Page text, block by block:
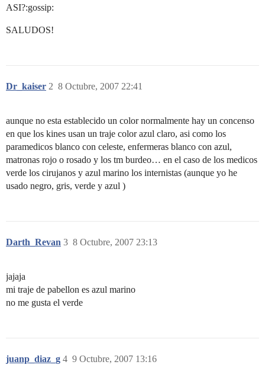
ASI?:gossip:
SALUDOS!
Dr_kaiser 8 Octubre, 2007 22:41
2
aunque no esta establecido un color normalmente hay un concenso
en que los kines usan un traje color azul claro, asi como los
paramedicos blanco con celeste, enfermeras blanco con azul,
matronas rojo o rosado y los tm burdeo… en el caso de los medicos
verde los cirujanos y azul marino los internistas (aunque yo he
usado negro, gris, verde y azul )
Darth_Revan 8 Octubre, 2007 23:13
3
jajaja
mi traje de pabellon es azul marino
no me gusta el verde
juanp_diaz_g 9 Octubre, 2007 13:16
4